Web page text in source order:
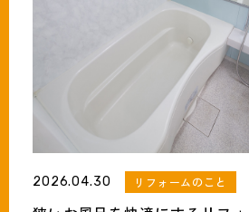
2026.04.30 リフォームのこと